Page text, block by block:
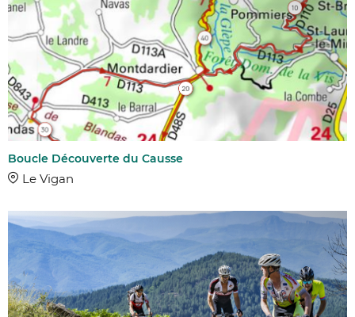
Boucle Découverte du Causse
Le Vigan